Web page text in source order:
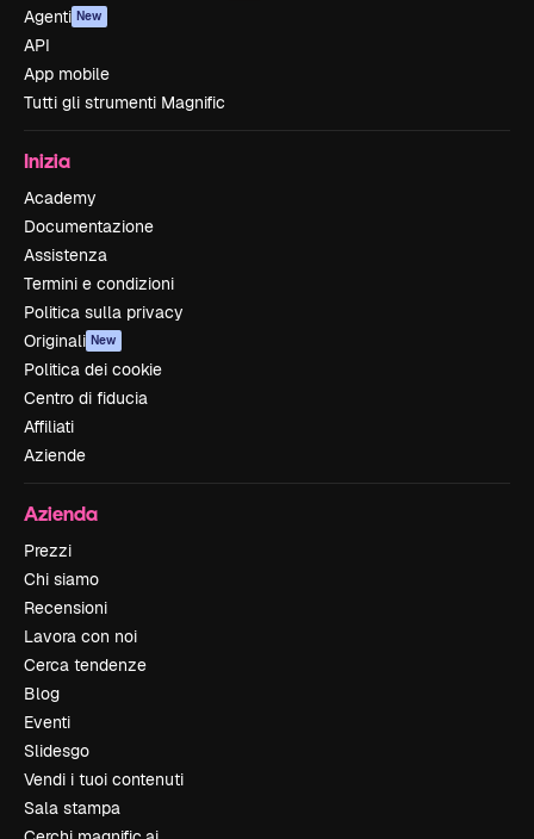
Agenti New
API
App mobile
Tutti gli strumenti Magnific
Inizia
Academy
Documentazione
Assistenza
Termini e condizioni
Politica sulla privacy
Originali New
Politica dei cookie
Centro di fiducia
Affiliati
Aziende
Azienda
Prezzi
Chi siamo
Recensioni
Lavora con noi
Cerca tendenze
Blog
Eventi
Slidesgo
Vendi i tuoi contenuti
Sala stampa